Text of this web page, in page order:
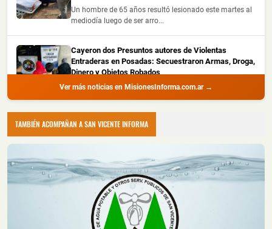
Un hombre de 65 años resultó lesionado este martes al
mediodía luego de ser arro...
Cayeron dos Presuntos autores de Violentas
Entraderas en Posadas: Secuestraron Armas, Droga,
Dinero y Objetos Robados
📅 4 ago 2026
La Policía de Misiones detuvo a dos hombres con
amplio prontuario durante un all...
Recuperaron Herramientas Robadas y Detuvieron a
📅 4 ago 2026
La Policía de Misiones recuperó una hidrolavadora y
una motoguadaña que habían s...
Montecarlo: Controlaron un Principio de Incendio en
Ver más noticias en MisionesInforma.com.ar →
TAMBIÉN ACOMPAÑAN A SAN VICENTE INFORMA